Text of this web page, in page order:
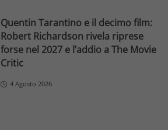
Quentin Tarantino e il decimo film:
Robert Richardson rivela riprese
forse nel 2027 e l’addio a The Movie
Critic
4 Agosto 2026